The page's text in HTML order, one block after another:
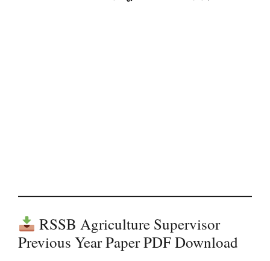
RSSB Agriculture Supervisor
Previous Year Paper PDF Download